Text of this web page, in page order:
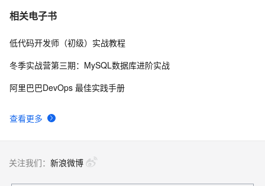
7 hdu 3015 Disharmony Trees
8 perl--CGI编程之Apache服务器安装配置
相关电子书
查看更多
低代码开发师（初级）实战教程
冬季实战营第三期：MySQL数据库进阶实战
阿里巴巴DevOps 最佳实践手册
关注我们： 新浪微博